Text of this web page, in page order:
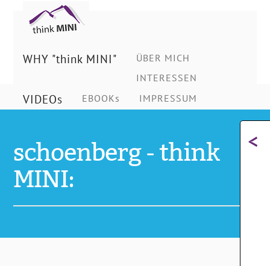
Ing.
Schönberg
Christian
WHY "think MINI"
ÜBER MICH
INTERESSEN
VIDEOs EBOOKs IMPRESSUM
schoenberg - think
MINI:
<